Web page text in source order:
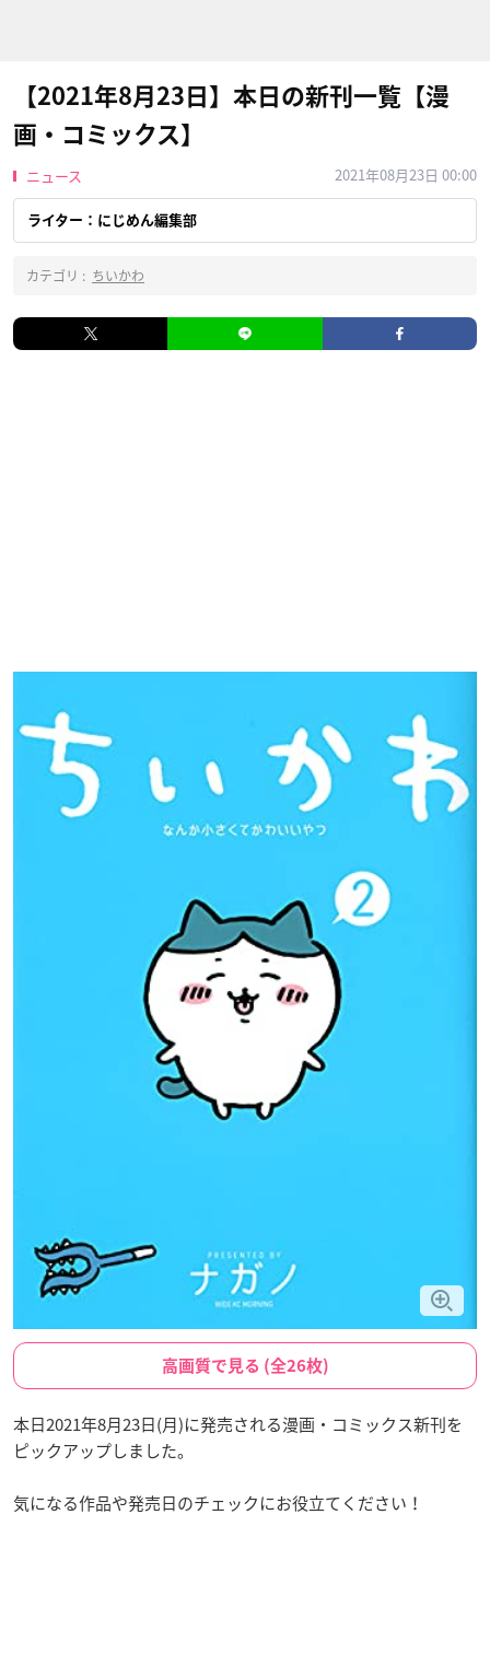
【2021年8月23日】本日の新刊一覧【漫
画・コミックス】
ニュース 2021年08月23日 00:00
ライター：にじめん編集部
カテゴリ : ちいかわ
高画質で見る (全26枚)
本日2021年8月23日(月)に発売される漫画・コミックス新刊を
ピックアップしました。
気になる作品や発売日のチェックにお役立てください！